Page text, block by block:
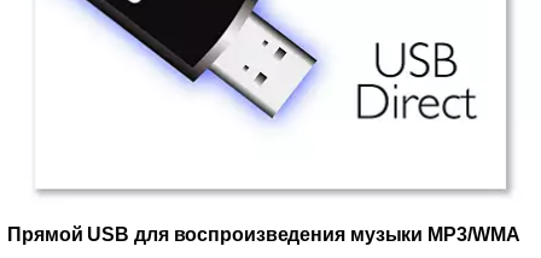
Прямой USB для воспроизведения музыки MP3/WMA